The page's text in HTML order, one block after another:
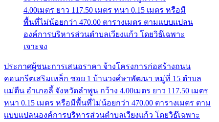
ประกาศผู้ชนะการเสนอราคา จ้างโครงการก่อสร้างถนน
คอนกรีตเสริมเหล็ก ซอย 1 บ้านวงศ์ษาพัฒนา หมู่ที่ 15 ตำบล
เเม่ตืน อำเภอลี้ จังหวัดลำพูน กว้าง 4.00เมตร ยาว 117.50 เมตร
หนา 0.15 เมตร หรือมีพื้นที่ไม่น้อยกว่า 470.00 ตารางเมตร ตาม
เเบบเเปลนองค์การบริหารส่วนตำบลเวียงแก้ว โดยวิธ๊เฉพาะ